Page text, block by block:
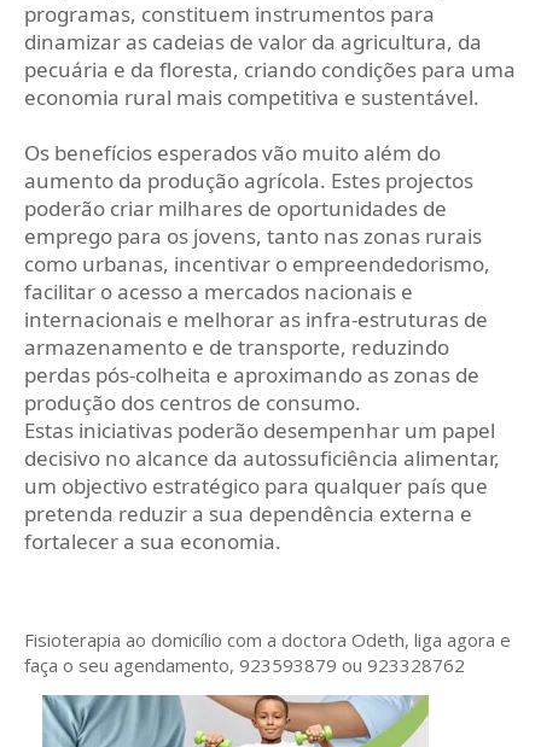
programas, constituem instrumentos para
dinamizar as cadeias de valor da agricultura, da
pecuária e da floresta, criando condições para uma
economia rural mais competitiva e sustentável.
Os benefícios esperados vão muito além do
aumento da produção agrícola. Estes projectos
poderão criar milhares de oportunidades de
emprego para os jovens, tanto nas zonas rurais
como urbanas, incentivar o empreendedorismo,
facilitar o acesso a mercados nacionais e
internacionais e melhorar as infra-estruturas de
armazenamento e de transporte, reduzindo
perdas pós-colheita e aproximando as zonas de
produção dos centros de consumo.
Estas iniciativas poderão desempenhar um papel
decisivo no alcance da autossuficiência alimentar,
um objectivo estratégico para qualquer país que
pretenda reduzir a sua dependência externa e
fortalecer a sua economia.
Fisioterapia ao domicílio com a doctora Odeth, liga agora e
faça o seu agendamento, 923593879 ou 923328762